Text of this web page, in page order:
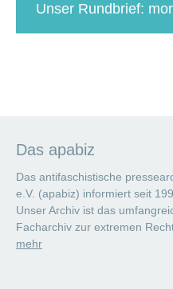
Unser Rundbrief:
Das apabiz
Das antifaschistische
e.V. (apabiz) informiert seit
Unser Archiv ist das
Facharchiv zur extremen
mehr